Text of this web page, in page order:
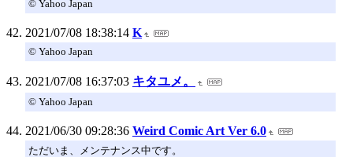
© Yahoo Japan
2021/07/08 18:38:14 K
© Yahoo Japan
2021/07/08 16:37:03 キタユメ。
© Yahoo Japan
2021/06/30 09:28:36 Weird Comic Art Ver 6.0
ただいま、メンテナンス中です。